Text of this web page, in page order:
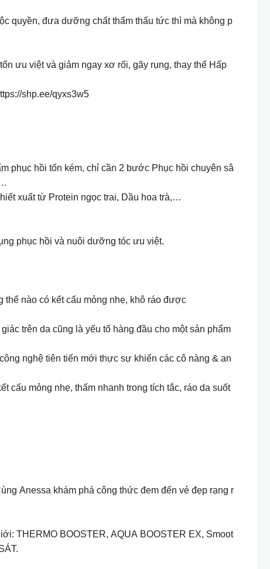
quyền, đưa dưỡng chất thẩm thấu tức thì mà không p
ưu việt và giảm ngay xơ rối, gãy rụng, thay thế Hấp
shp.ee/qyxs3w5
phục hồi tốn kém, chỉ cần 2 bước Phục hồi chuyên sâ
xuất từ Protein ngọc trai, Dầu hoa trà,…
phục hồi và nuôi dưỡng tóc ưu việt.
thể nào có kết cấu mỏng nhẹ, khô ráo được
trên da cũng là yếu tố hàng đầu cho một sản phẩm
nghệ tiên tiến mới thực sự khiến các cô nàng & an
cấu mỏng nhẹ, thấm nhanh trong tích tắc, ráo da suốt
Anessa khám phá công thức đem đến vẻ đẹp rạng r
THERMO BOOSTER, AQUA BOOSTER EX, Smoot